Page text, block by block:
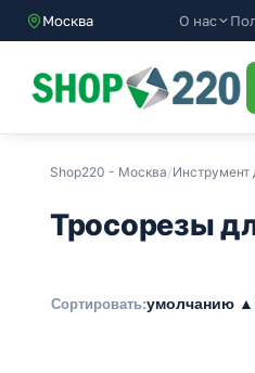
Москва О нас
Shop220 - Москва/Инструмент
Тросорезы
Сортировать:умолчанию ▲